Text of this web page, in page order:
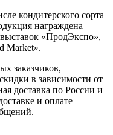
кондитерского сорта
награждена
«ПродЭкспо»,
Market».
заказчиков,
в зависимости от
доставка по России и
и оплате